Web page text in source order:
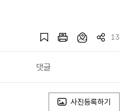
13
댓글
사진등록하기